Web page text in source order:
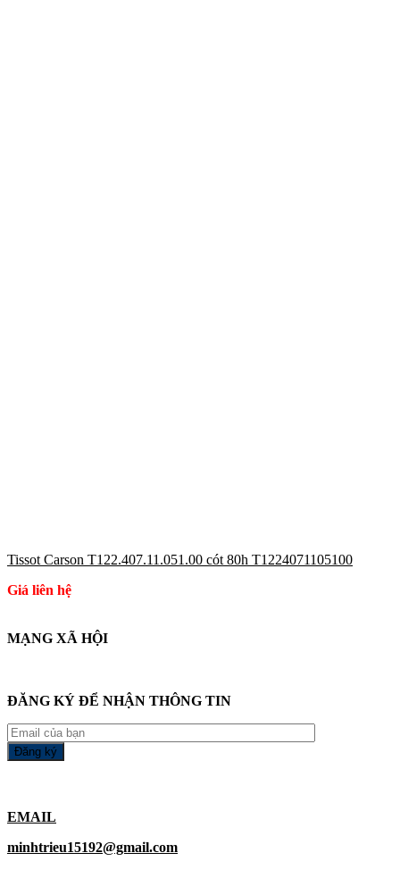
Tissot Carson T122.407.11.051.00 cót 80h T1224071105100
Giá liên hệ
MẠNG XÃ HỘI
ĐĂNG KÝ ĐỂ NHẬN THÔNG TIN
EMAIL
minhtrieu15192@gmail.com